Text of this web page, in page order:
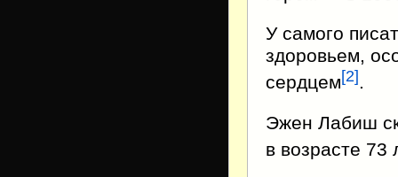
У самого
здоровьем,
сердцем[2] .
Эжен Лабиш
в возрасте 73